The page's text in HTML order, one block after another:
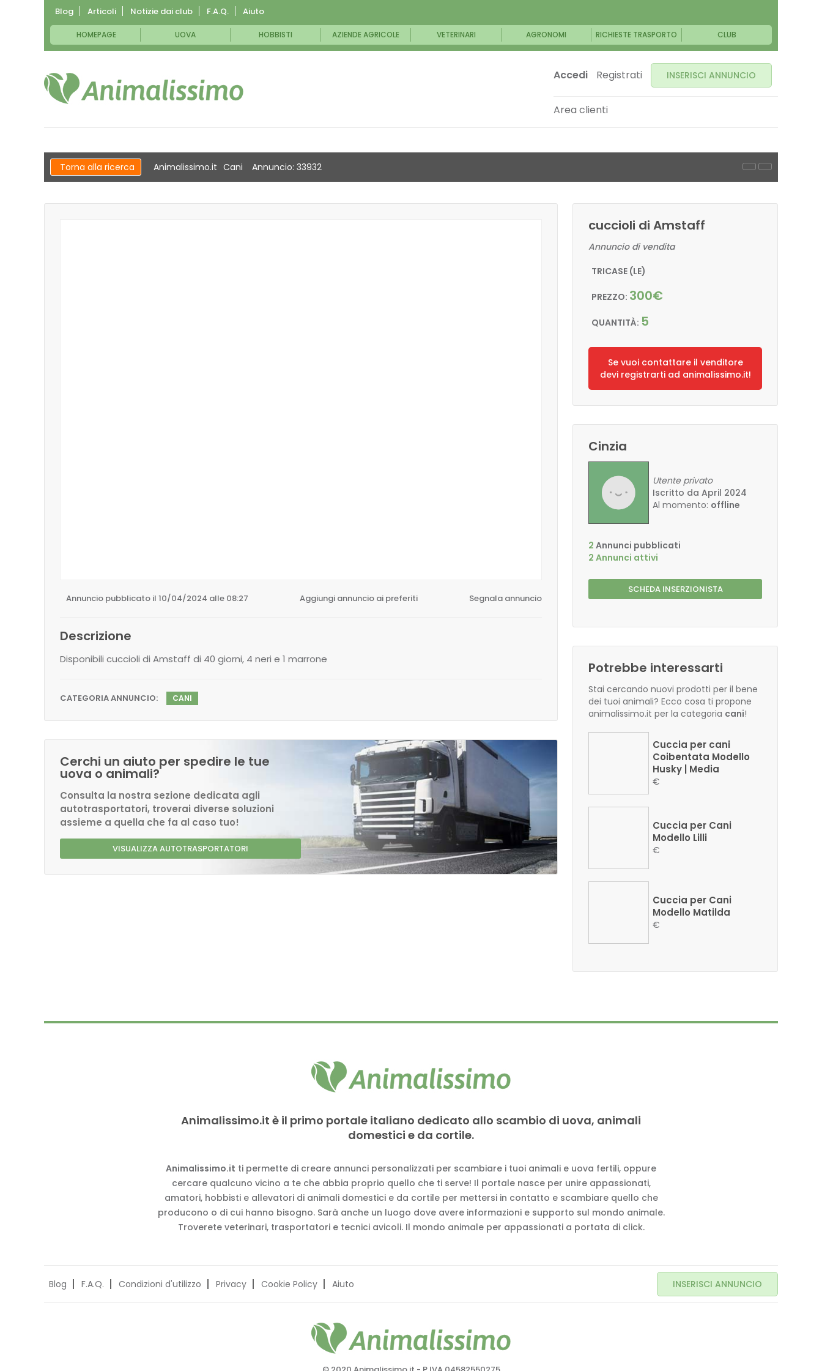
Blog Articoli Notizie dai club F.A.Q. Aiuto
HOMEPAGE UOVA HOBBISTI AZIENDE AGRICOLE VETERINARI AGRONOMI RICHIESTE TRASPORTO CLUB
Accedi Registrati INSERISCI ANNUNCIO
Area clienti
Torna alla ricerca Animalissimo.it Cani Annuncio: 33932
Annuncio pubblicato il 10/04/2024 alle 08:27 Aggiungi annuncio ai preferiti Segnala annuncio
Descrizione
Disponibili cuccioli di Amstaff di 40 giorni, 4 neri e 1 marrone
CATEGORIA ANNUNCIO: CANI
Cerchi un aiuto per spedire le tue
uova o animali?
Consulta la nostra sezione dedicata agli
autotrasportatori, troverai diverse soluzioni
assieme a quella che fa al caso tuo!
VISUALIZZA AUTOTRASPORTATORI
cuccioli di Amstaff
Annuncio di vendita
TRICASE (LE)
PREZZO: 300€
QUANTITÀ: 5
Se vuoi contattare il venditore
devi registrarti ad animalissimo.it!
Cinzia
Utente privato
Iscritto da April 2024
Al momento: offline
2 Annunci pubblicati
2 Annunci attivi
SCHEDA INSERZIONISTA
Potrebbe interessarti
Stai cercando nuovi prodotti per il bene
dei tuoi animali? Ecco cosa ti propone
animalissimo.it per la categoria cani!
Cuccia per cani
Coibentata Modello
Husky | Media
€
Cuccia per Cani
Modello Lilli
€
Cuccia per Cani
Modello Matilda
€
Animalissimo.it è il primo portale italiano dedicato allo scambio di uova, animali
domestici e da cortile.
Animalissimo.it ti permette di creare annunci personalizzati per scambiare i tuoi animali e uova fertili, oppure
cercare qualcuno vicino a te che abbia proprio quello che ti serve! Il portale nasce per unire appassionati,
amatori, hobbisti e allevatori di animali domestici e da cortile per mettersi in contatto e scambiare quello che
producono o di cui hanno bisogno. Sarà anche un luogo dove avere informazioni e supporto sul mondo animale.
Troverete veterinari, trasportatori e tecnici avicoli. Il mondo animale per appassionati a portata di click.
Blog F.A.Q. Condizioni d'utilizzo Privacy Cookie Policy Aiuto INSERISCI ANNUNCIO